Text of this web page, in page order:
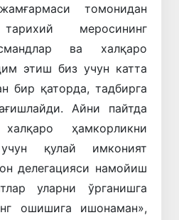
томонидан
меросининг
ва халқаро
этиш биз учун катта
бир қаторда, тадбирга
Айни пайтда
ҳамкорликни
қулай имконият
делегацияси намойиш
уларни ўрганишга
ошишига ишонаман»,